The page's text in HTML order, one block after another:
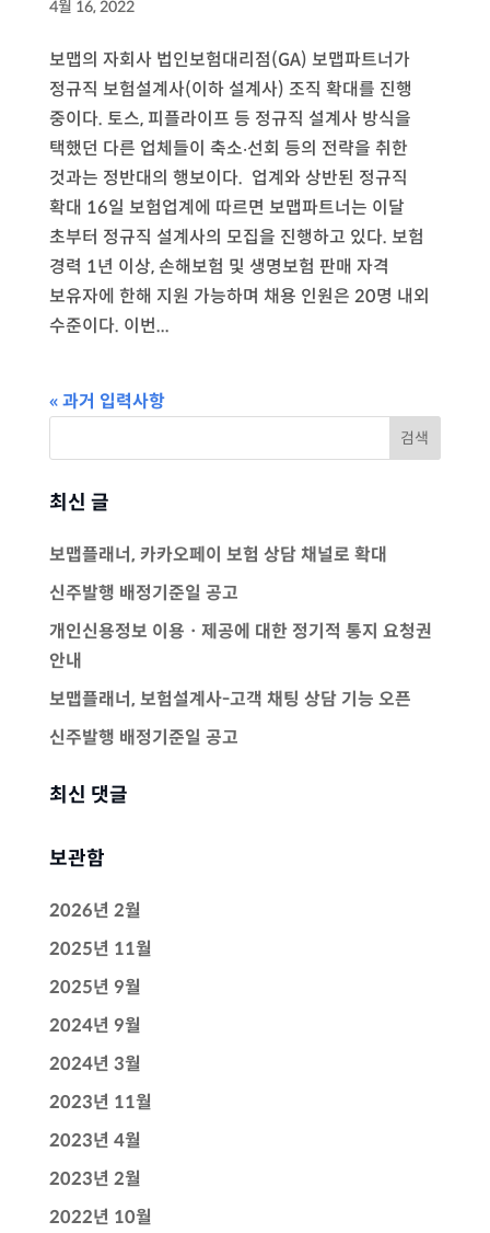
4월 16, 2022
보맵의 자회사 법인보험대리점(GA) 보맵파트너가
정규직 보험설계사(이하 설계사) 조직 확대를 진행
중이다. 토스, 피플라이프 등 정규직 설계사 방식을
택했던 다른 업체들이 축소‧선회 등의 전략을 취한
것과는 정반대의 행보이다. 업계와 상반된 정규직
확대 16일 보험업계에 따르면 보맵파트너는 이달
초부터 정규직 설계사의 모집을 진행하고 있다. 보험
경력 1년 이상, 손해보험 및 생명보험 판매 자격
보유자에 한해 지원 가능하며 채용 인원은 20명 내외
수준이다. 이번...
« 과거 입력사항
최신 글
보맵플래너, 카카오페이 보험 상담 채널로 확대
신주발행 배정기준일 공고
개인신용정보 이용ㆍ제공에 대한 정기적 통지 요청권
안내
보맵플래너, 보험설계사-고객 채팅 상담 기능 오픈
신주발행 배정기준일 공고
최신 댓글
보관함
2026년 2월
2025년 11월
2025년 9월
2024년 9월
2024년 3월
2023년 11월
2023년 4월
2023년 2월
2022년 10월